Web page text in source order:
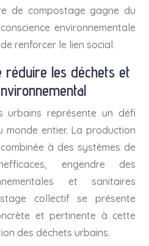
de compostage gagne du
environnementale
renforcer le lien social.
réduire les déchets et
urbains représente un défi
entier. La production
à des systèmes de
engendre des
et sanitaires
collectif se présente
et pertinente à cette
des déchets urbains.